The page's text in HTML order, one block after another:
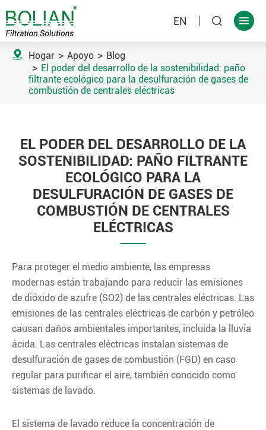
EN  
 Hogar Apoyo
Blog
El poder del desarrollo de la sostenibilidad: paño
filtrante ecológico para la desulfuración de gases de
combustión de centrales eléctricas
EL PODER DEL DESARROLLO DE LA
SOSTENIBILIDAD: PAÑO FILTRANTE
ECOLÓGICO PARA LA
DESULFURACIÓN DE GASES DE
COMBUSTIÓN DE CENTRALES
ELÉCTRICAS
Para proteger el medio ambiente, las empresas
modernas están trabajando para reducir las emisiones
de dióxido de azufre (SO2) de las centrales eléctricas. Las
emisiones de las centrales eléctricas de carbón y petróleo
causan daños ambientales importantes, incluida la lluvia
ácida. Las centrales eléctricas instalan sistemas de
desulfuración de gases de combustión (FGD) en caso
regular para purificar el aire, también conocido como
sistemas de lavado.
El sistema de lavado reduce la concentración de